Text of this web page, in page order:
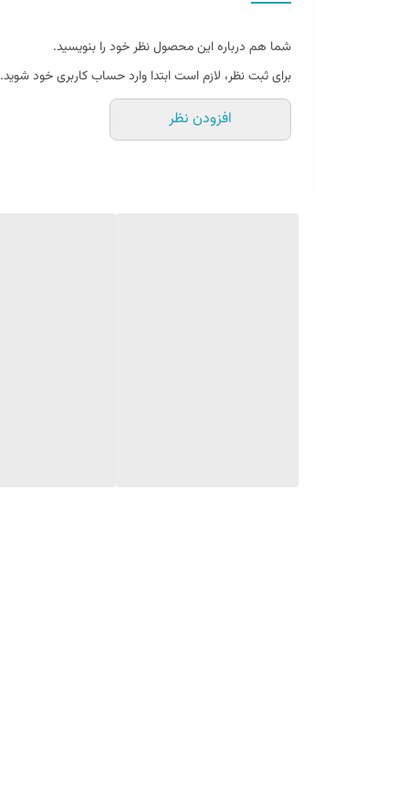
شما هم درباره این محصول نظر خود را بنویسید.
برای ثبت نظر، لازم است ابتدا وارد حساب کاربری خود شوید.
افزودن نظر